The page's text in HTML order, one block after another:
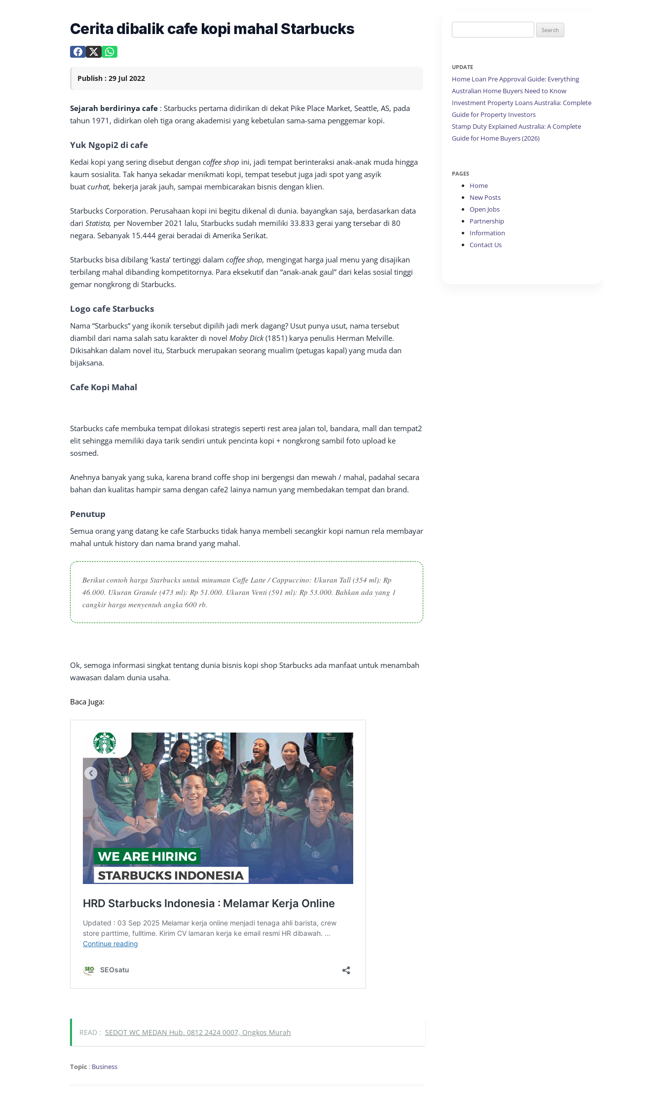
Cerita dibalik cafe kopi mahal Starbucks
Publish : 29 Jul 2022
Sejarah berdirinya cafe : Starbucks pertama didirikan di dekat Pike Place Market, Seattle, AS, pada
tahun 1971, didirkan oleh tiga orang akademisi yang kebetulan sama-sama penggemar kopi.
Yuk Ngopi2 di cafe
Kedai kopi yang sering disebut dengan coffee shop ini, jadi tempat berinteraksi anak-anak muda hingga
kaum sosialita. Tak hanya sekadar menikmati kopi, tempat tesebut juga jadi spot yang asyik
buat curhat, bekerja jarak jauh, sampai membicarakan bisnis dengan klien.
Starbucks Corporation. Perusahaan kopi ini begitu dikenal di dunia. bayangkan saja, berdasarkan data
dari Statista, per November 2021 lalu, Starbucks sudah memiliki 33.833 gerai yang tersebar di 80
negara. Sebanyak 15.444 gerai beradai di Amerika Serikat.
Starbucks bisa dibilang ‘kasta’ tertinggi dalam coffee shop, mengingat harga jual menu yang disajikan
terbilang mahal dibanding kompetitornya. Para eksekutif dan “anak-anak gaul” dari kelas sosial tinggi
gemar nongkrong di Starbucks.
Logo cafe Starbucks
Nama “Starbucks” yang ikonik tersebut dipilih jadi merk dagang? Usut punya usut, nama tersebut
diambil dari nama salah satu karakter di novel Moby Dick(1851) karya penulis Herman Melville.
Dikisahkan dalam novel itu, Starbuck merupakan seorang mualim (petugas kapal) yang muda dan
bijaksana.
Cafe Kopi Mahal
Starbucks cafe membuka tempat dilokasi strategis seperti rest area jalan tol, bandara, mall dan tempat2
elit sehingga memiliki daya tarik sendiri untuk pencinta kopi + nongkrong sambil foto upload ke
sosmed.
Anehnya banyak yang suka, karena brand coffe shop ini bergengsi dan mewah / mahal, padahal secara
bahan dan kualitas hampir sama dengan cafe2 lainya namun yang membedakan tempat dan brand.
Penutup
Semua orang yang datang ke cafe Starbucks tidak hanya membeli secangkir kopi namun rela membayar
mahal untuk history dan nama brand yang mahal.
Berikut contoh harga Starbucks untuk minuman Caffe Latte / Cappuccino: Ukuran Tall (354 ml): Rp
46.000. Ukuran Grande (473 ml): Rp 51.000. Ukuran Venti (591 ml): Rp 53.000. Bahkan ada yang 1
cangkir harga menyentuh angka 600 rb.
Ok, semoga informasi singkat tentang dunia bisnis kopi shop Starbucks ada manfaat untuk menambah
wawasan dalam dunia usaha.
Baca Juga:
READ : SEDOT WC MEDAN Hub. 0812 2424 0007, Ongkos Murah
Topic : Business
for:
UPDATE
Home Loan Pre Approval Guide: Everything
Australian Home Buyers Need to Know
Investment Property Loans Australia: Complete
Guide for Property Investors
Stamp Duty Explained Australia: A Complete
Guide for Home Buyers (2026)
PAGES
Home
New Posts
Open Jobs
Partnership
Information
Contact Us